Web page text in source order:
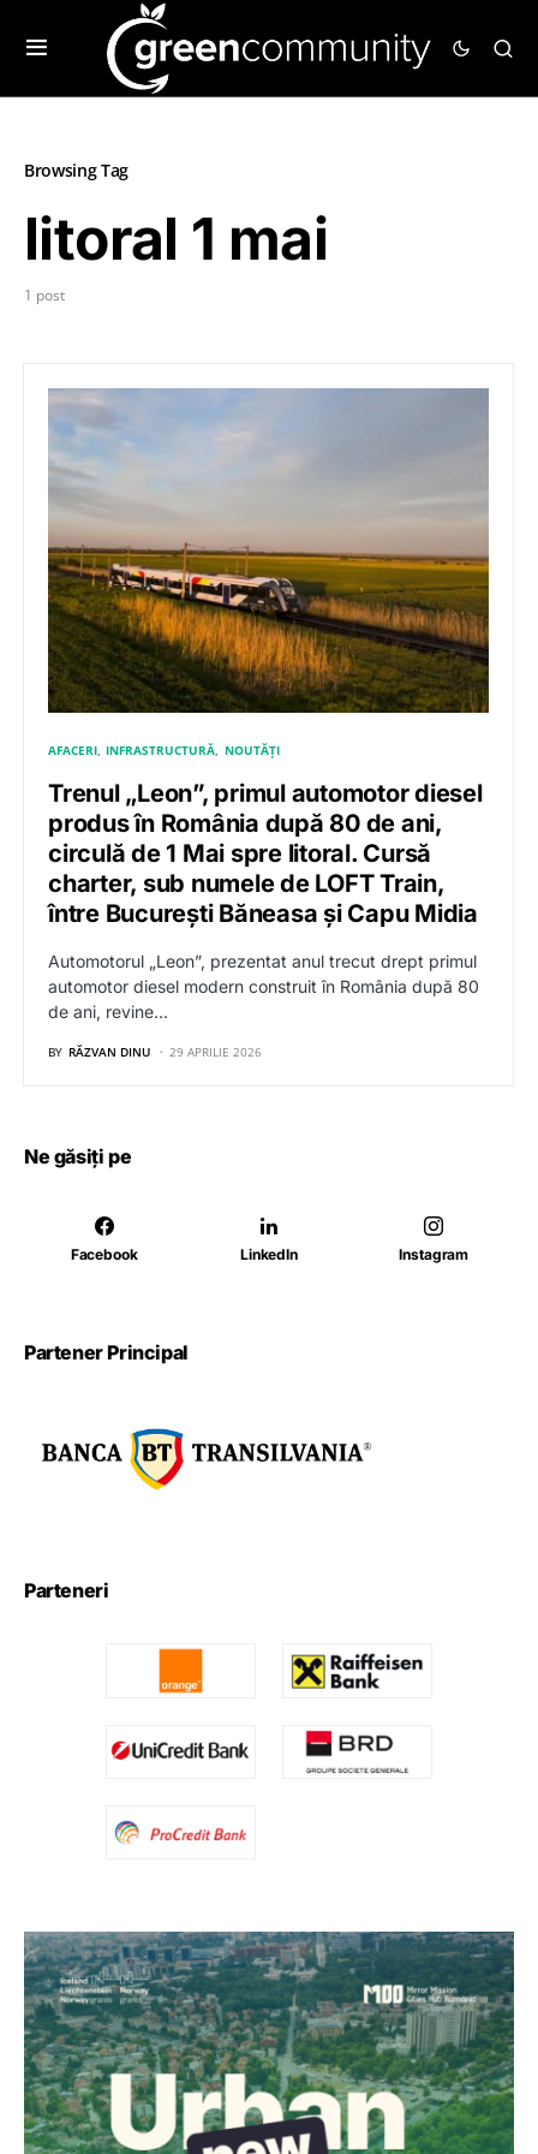
Browsing Tag
litoral 1 mai
1 post
AFACERI INFRASTRUCTURĂ NOUTĂȚI
Trenul „Leon”, primul automotor diesel
produs în România după 80 de ani,
circulă de 1 Mai spre litoral. Cursă
charter, sub numele de LOFT Train,
între București Băneasa și Capu Midia
Automotorul „Leon”, prezentat anul trecut drept primul
automotor diesel modern construit în România după 80
de ani, revine…
BY RĂZVAN DINU 29 APRILIE 2026
Ne găsiți pe
Facebook LinkedIn Instagram
Partener Principal
Parteneri